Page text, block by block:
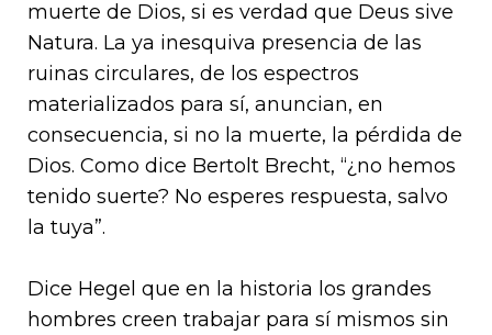
muerte de Dios, si es verdad que Deus sive
Natura. La ya inesquiva presencia de las
ruinas circulares, de los espectros
materializados para sí, anuncian, en
consecuencia, si no la muerte, la pérdida de
Dios. Como dice Bertolt Brecht, “¿no hemos
tenido suerte? No esperes respuesta, salvo
la tuya”.
Dice Hegel que en la historia los grandes
hombres creen trabajar para sí mismos sin